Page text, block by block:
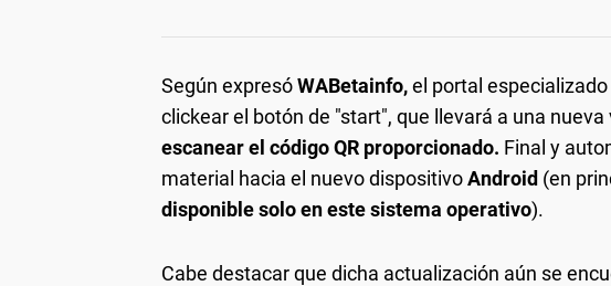
Según expresóWABetainfo,el portal
clickear el botón de "start", que llevará a una
escanear el código QR proporcionado. Final y
material hacia el nuevo dispositivoAndroid (en
disponible solo en este sistema operativo).
Cabe destacar que dicha actualización aún se